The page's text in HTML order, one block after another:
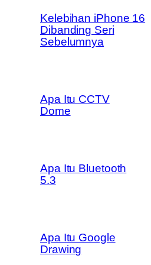
Kelebihan iPhone 16
Dibanding Seri
Sebelumnya
Apa Itu CCTV
Dome
Apa Itu Bluetooth
5.3
Apa Itu Google
Drawing